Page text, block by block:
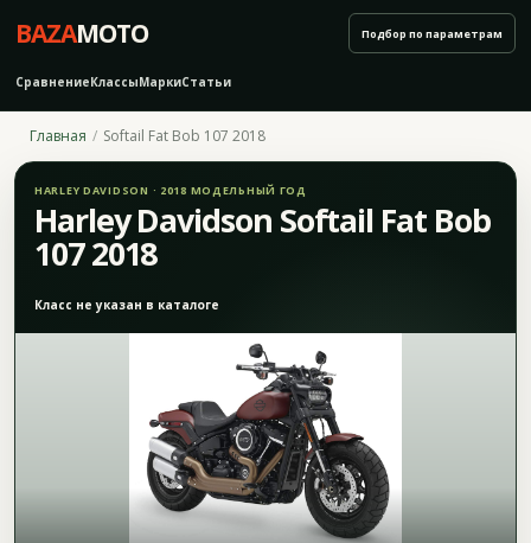
BAZAMOTO
СравнениеКлассыМаркиСтатьи
Подбор по параметрам
Главная Softail Fat Bob 107 2018
HARLEY DAVIDSON · 2018 МОДЕЛЬНЫЙ ГОД
Harley Davidson Softail Fat Bob
107 2018
Класс не указан в каталоге